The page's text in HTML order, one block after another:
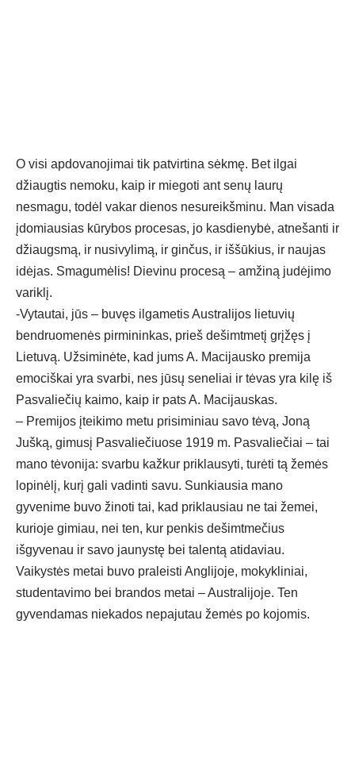
O visi apdovanojimai tik patvirtina sėkmę. Bet ilgai
džiaugtis nemoku, kaip ir miegoti ant senų laurų
nesmagu, todėl vakar dienos nesureikšminu. Man visada
įdomiausias kūrybos procesas, jo kasdienybė, atnešanti ir
džiaugsmą, ir nusivylimą, ir ginčus, ir iššūkius, ir naujas
idėjas. Smagumėlis! Dievinu procesą – amžiną judėjimo
variklį.
-Vytautai, jūs – buvęs ilgametis Australijos lietuvių
bendruomenės pirmininkas, prieš dešimtmetį grįžęs į
Lietuvą. Užsiminėte, kad jums A. Macijausko premija
emociškai yra svarbi, nes jūsų seneliai ir tėvas yra kilę iš
Pasvaliečių kaimo, kaip ir pats A. Macijauskas.
– Premijos įteikimo metu prisiminiau savo tėvą, Joną
Jušką, gimusį Pasvaliečiuose 1919 m. Pasvaliečiai – tai
mano tėvonija: svarbu kažkur priklausyti, turėti tą žemės
lopinėlį, kurį gali vadinti savu. Sunkiausia mano
gyvenime buvo žinoti tai, kad priklausiau ne tai žemei,
kurioje gimiau, nei ten, kur penkis dešimtmečius
išgyvenau ir savo jaunystę bei talentą atidaviau.
Vaikystės metai buvo praleisti Anglijoje, mokykliniai,
studentavimo bei brandos metai – Australijoje. Ten
gyvendamas niekados nepajutau žemės po kojomis.